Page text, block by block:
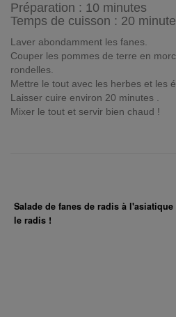
Préparation : 10 minutes
Temps de cuisson : 20
Laver abondamment les fanes.
Couper les pommes de terre en
rondelles.
Mettre le tout avec les herbes et les
Laisser cuire environ 20 minutes .
Mixer le tout et servir bien chaud !
Salade de fanes de radis à
le radis !